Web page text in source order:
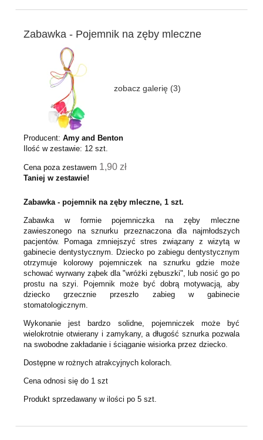
Zabawka - Pojemnik na zęby mleczne
zobacz galerię (3)
Producent: Amy and Benton
Ilość w zestawie: 12 szt.
Cena poza zestawem 1,90 zł
Taniej w zestawie!
Zabawka - pojemnik na zęby mleczne, 1 szt.
Zabawka w formie pojemniczka na zęby mleczne
zawieszonego na sznurku przeznaczona dla najmłodszych
pacjentów. Pomaga zmniejszyć stres związany z wizytą w
gabinecie dentystycznym. Dziecko po zabiegu dentystycznym
otrzymuje kolorowy pojemniczek na sznurku gdzie może
schować wyrwany ząbek dla "wróżki zębuszki", lub nosić go po
prostu na szyi. Pojemnik może być dobrą motywacją, aby
dziecko grzecznie przeszło zabieg w gabinecie
stomatologicznym.
Wykonanie jest bardzo solidne, pojemniczek może być
wielokrotnie otwierany i zamykany, a długość sznurka pozwala
na swobodne zakładanie i ściąganie wisiorka przez dziecko.
Dostępne w rożnych atrakcyjnych kolorach.
Cena odnosi się do 1 szt
Produkt sprzedawany w ilości po 5 szt.